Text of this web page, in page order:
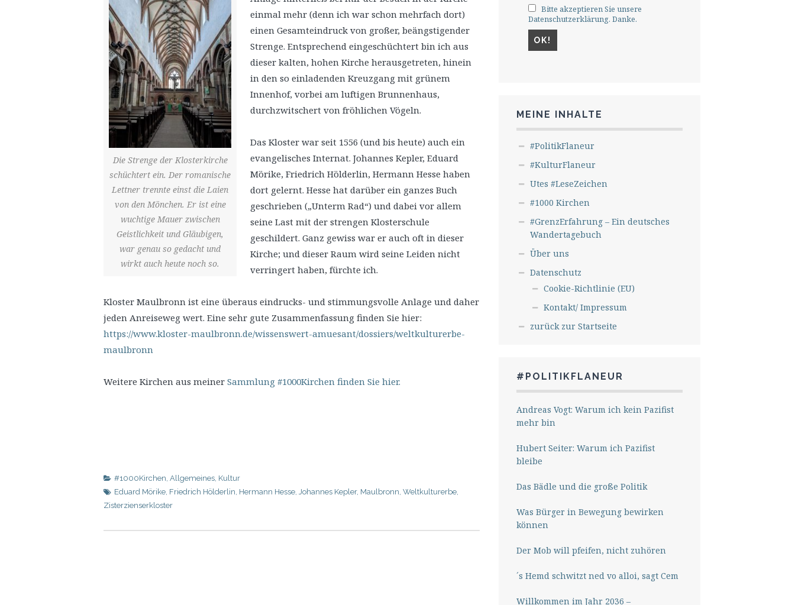
Die Strenge der Klosterkirche
schüchtert ein. Der romanische
Lettner trennte einst die Laien
von den Mönchen. Er ist eine
wuchtige Mauer zwischen
Geistlichkeit und Gläubigen,
war genau so gedacht und
wirkt auch heute noch so.
einmal mehr (denn ich war schon mehrfach dort)
einen Gesamteindruck von großer, beängstigender
Strenge. Entsprechend eingeschüchtert bin ich aus
dieser kalten, hohen Kirche herausgetreten, hinein
in den so einladenden Kreuzgang mit grünem
Innenhof, vorbei am luftigen Brunnenhaus,
durchzwitschert von fröhlichen Vögeln.
Das Kloster war seit 1556 (und bis heute) auch ein
evangelisches Internat. Johannes Kepler, Eduard
Mörike, Friedrich Hölderlin, Hermann Hesse haben
dort gelernt. Hesse hat darüber ein ganzes Buch
geschrieben („Unterm Rad“) und dabei vor allem
seine Last mit der strengen Klosterschule
geschildert. Ganz gewiss war er auch oft in dieser
Kirche; und dieser Raum wird seine Leiden nicht
verringert haben, fürchte ich.
Kloster Maulbronn ist eine überaus eindrucks- und stimmungsvolle Anlage und daher
jeden Anreiseweg wert. Eine sehr gute Zusammenfassung finden Sie hier:
https://www.kloster-maulbronn.de/wissenswert-amuesant/dossiers/weltkulturerbe-
maulbronn
Weitere Kirchen aus meiner Sammlung #1000Kirchen finden Sie hier.
#1000Kirchen, Allgemeines, Kultur
Eduard Mörike, Friedrich Hölderlin, Hermann Hesse, Johannes Kepler, Maulbronn, Weltkulturerbe,
Zisterzienserkloster
Bitte akzeptieren Sie unsere
Datenschutzerklärung. Danke.
MEINE INHALTE
#PolitikFlaneur
#KulturFlaneur
Utes #LeseZeichen
#1000 Kirchen
#GrenzErfahrung – Ein deutsches
Wandertagebuch
Über uns
Datenschutz
Cookie-Richtlinie (EU)
Kontakt/ Impressum
zurück zur Startseite
#POLITIKFLANEUR
Andreas Vogt: Warum ich kein Pazifist
mehr bin
Hubert Seiter: Warum ich Pazifist
bleibe
Das Bädle und die große Politik
Was Bürger in Bewegung bewirken
können
Der Mob will pfeifen, nicht zuhören
´s Hemd schwitzt ned vo alloi, sagt Cem
Willkommen im Jahr 2036 –